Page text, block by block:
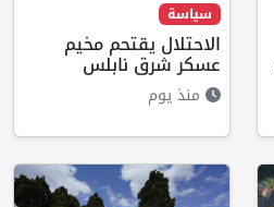
سياسة
الاحتلال يقتحم مخيم
عسكر شرق نابلس
منذ يوم